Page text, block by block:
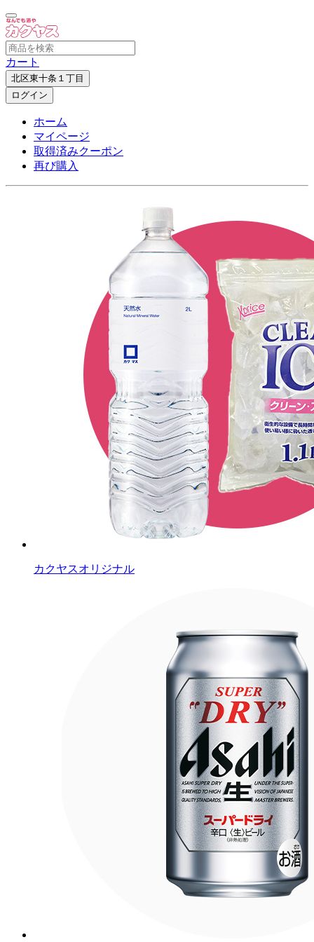
カート
北区東十条１丁目
ログイン
ホーム
マイページ
取得済みクーポン
再び購入
カクヤスオリジナル